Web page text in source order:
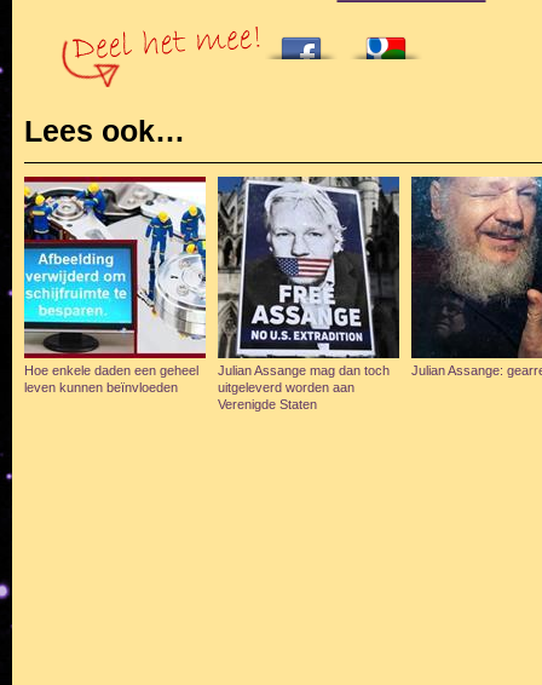
Lees ook…
Hoe enkele daden een geheel
leven kunnen beïnvloeden
Julian Assange mag dan toch
uitgeleverd worden aan
Verenigde Staten
Julian Assange: